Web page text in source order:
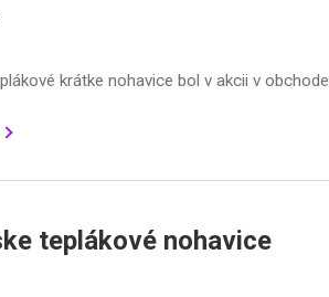
krátke nohavice bol v akcii v obchode
teplákové nohavice